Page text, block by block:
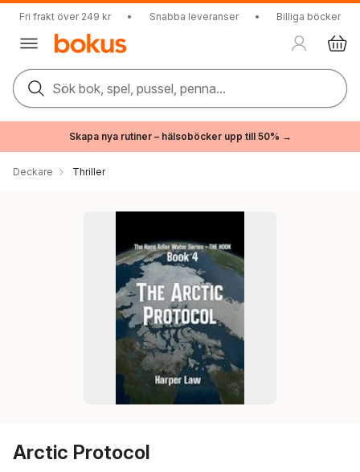
Fri frakt över 249 kr • Snabba leveranser • Billiga böcker
Sök bok, spel, pussel, penna...
Skapa nya rutiner – hälsoböcker upp till 50% →
Deckare Thriller
Arctic Protocol